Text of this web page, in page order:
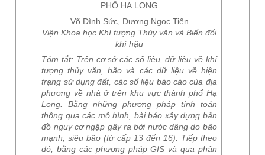
PHỐ HẠ LONG
Võ Đình Sức, Dương Ngọc Tiến
Viện Khoa học Khí tượng Thủy văn và Biến đổi
khí hậu
Tóm tắt: Trên cơ sở các số liệu, dữ liệu về khí
tượng thủy văn, bão và các dữ liệu về hiện
trạng sử dụng đất, các số liệu báo cáo của địa
phương về nhà ở trên khu vực thành phố Hạ
Long. Bằng những phương pháp tính toán
thông qua các mô hình, bài báo xây dựng bản
đồ nguy cơ ngập gây ra bởi nước dâng do bão
mạnh, siêu bão (từ cấp 13 đến 16). Tiếp theo
đó, bằng các phương pháp GIS và qua phân